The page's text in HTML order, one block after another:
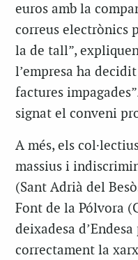
euros amb la
correus electrònics
la de tall”,
l’empresa ha
factures
signat el conveni
A més, els
massius i
(Sant Adrià del
Font de la Pólvora
deixadesa
correctament la